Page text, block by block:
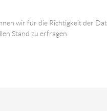
wir für die Richtigkeit der
Stand zu erfragen.